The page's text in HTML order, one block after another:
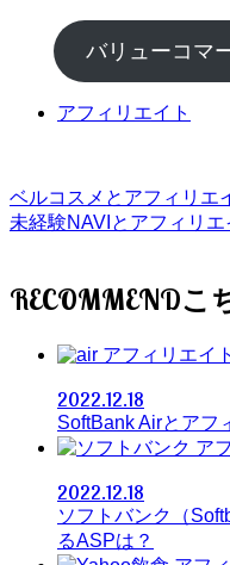
バリューコマ
アフィリエイト
ベルコスメとアフィリエ
未経験NAVIとアフィリ
RECOMMEND
アフィリエイト
2022.12.18
SoftBank Airとアフ
ア
2022.12.18
ソフトバンク（
るASPは？